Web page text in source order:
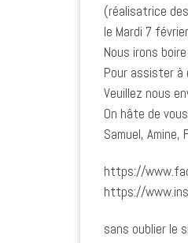
(réalisatrice
le Mardi 7
Nous irons
Pour assister à
Veuillez nous
On hâte de
Samuel,
https://
https://
sans oublier